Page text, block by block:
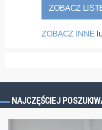
ZOBACZ
ZOBACZ INNE
NAJCZĘŚCIEJ